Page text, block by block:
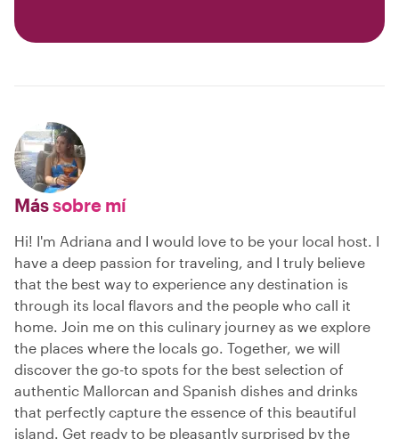
Mássobre mí
Hi! I'm Adriana and I would love to be your local host. I
have a deep passion for traveling, and I truly believe
that the best way to experience any destination is
through its local flavors and the people who call it
home. Join me on this culinary journey as we explore
the places where the locals go. Together, we will
discover the go-to spots for the best selection of
authentic Mallorcan and Spanish dishes and drinks
that perfectly capture the essence of this beautiful
island. Get ready to be pleasantly surprised by the